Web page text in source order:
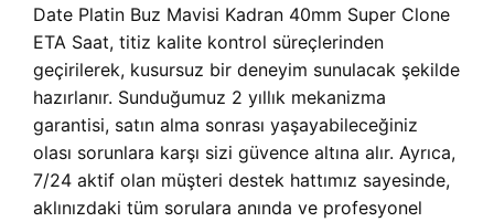
Date Platin Buz Mavisi Kadran 40mm Super Clone
ETA Saat, titiz kalite kontrol süreçlerinden
geçirilerek, kusursuz bir deneyim sunulacak şekilde
hazırlanır. Sunduğumuz 2 yıllık mekanizma
garantisi, satın alma sonrası yaşayabileceğiniz
olası sorunlara karşı sizi güvence altına alır. Ayrıca,
7/24 aktif olan müşteri destek hattımız sayesinde,
aklınızdaki tüm sorulara anında ve profesyonel